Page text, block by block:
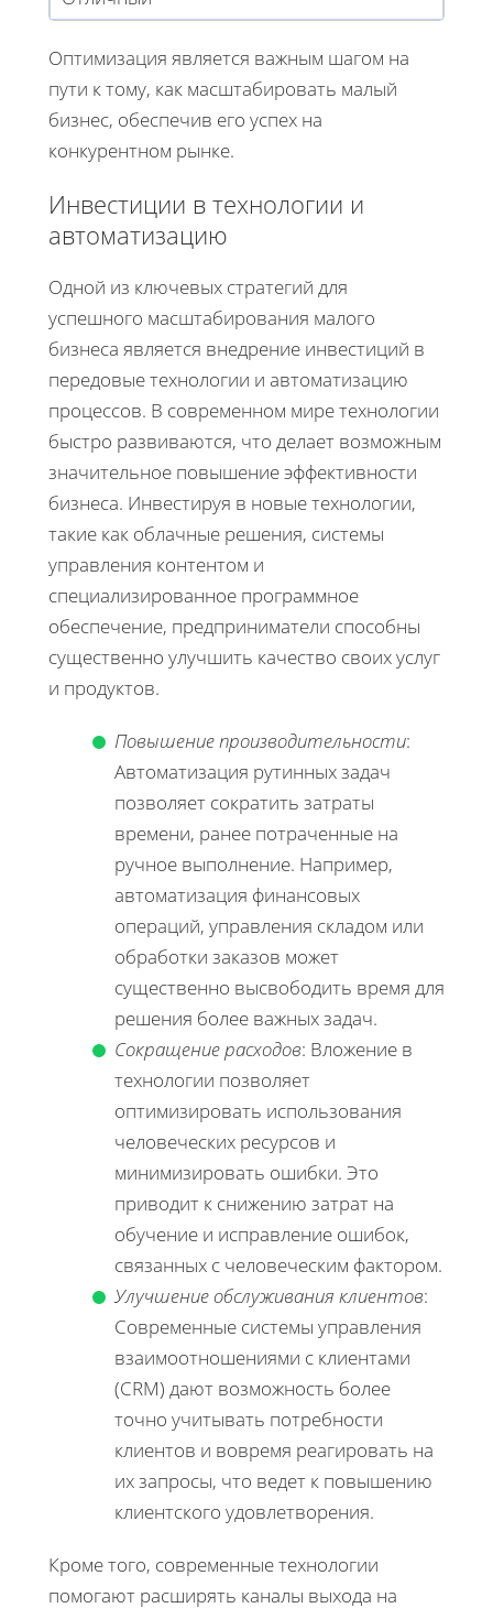
Оптимизация является важным шагом на
пути к тому, как масштабировать малый
бизнес, обеспечив его успех на
конкурентном рынке.
Инвестиции в технологии и
автоматизацию
Одной из ключевых стратегий для
успешного масштабирования малого
бизнеса является внедрение инвестиций в
передовые технологии и автоматизацию
процессов. В современном мире технологии
быстро развиваются, что делает возможным
значительное повышение эффективности
бизнеса. Инвестируя в новые технологии,
такие как облачные решения, системы
управления контентом и
специализированное программное
обеспечение, предприниматели способны
существенно улучшить качество своих услуг
и продуктов.
Повышение производительности:
Автоматизация рутинных задач
позволяет сократить затраты
времени, ранее потраченные на
ручное выполнение. Например,
автоматизация финансовых
операций, управления складом или
обработки заказов может
существенно высвободить время для
решения более важных задач.
Сокращение расходов: Вложение в
технологии позволяет
оптимизировать использования
человеческих ресурсов и
минимизировать ошибки. Это
приводит к снижению затрат на
обучение и исправление ошибок,
связанных с человеческим фактором.
Улучшение обслуживания клиентов:
Современные системы управления
взаимоотношениями с клиентами
(CRM) дают возможность более
точно учитывать потребности
клиентов и вовремя реагировать на
их запросы, что ведет к повышению
клиентского удовлетворения.
Кроме того, современные технологии
помогают расширять каналы выхода на